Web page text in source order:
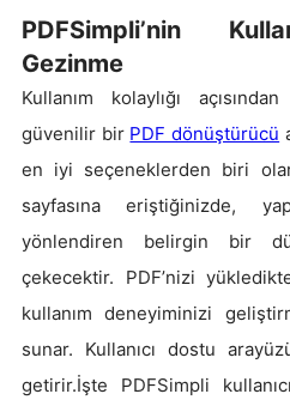
PDFSimpli’nin
Gezinme
Kullanım kolaylığı
güvenilir bir PDF dönüştürücü
en iyi seçeneklerden biri
sayfasına eriştiğinizde,
yönlendiren belirgin bir
çekecektir. PDF’nizi
kullanım deneyiminizi
sunar. Kullanıcı dostu
getirir.İşte PDFSimpli